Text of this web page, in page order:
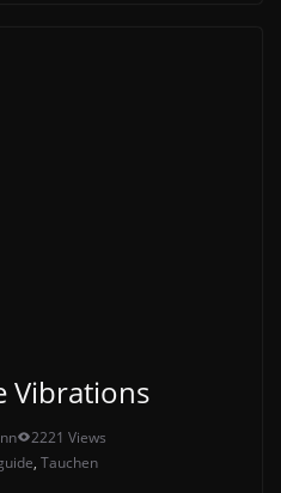
Vibrations
2221 Views
, Tauchen